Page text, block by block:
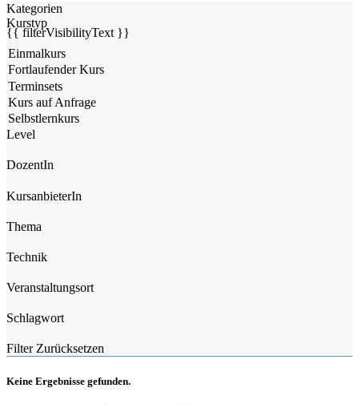
{{ filterVisibilityText }}
Kategorien
Kurstyp
Level
DozentIn
KursanbieterIn
Thema
Technik
Veranstaltungsort
Schlagwort
Filter Zurücksetzen
Keine Ergebnisse gefunden.